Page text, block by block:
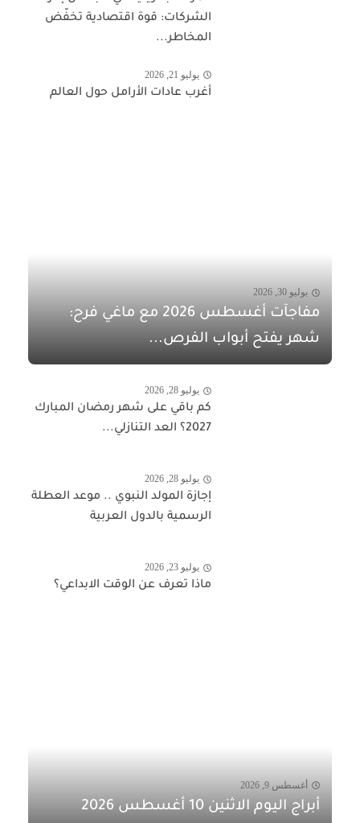
الشركات: قوة اقتصادية تخفّض
المخاطر...
يوليو 21, 2026
أغرب عادات الأرامل حول العالم
يوليو 30, 2026
مفاجآت أغسطس 2026 مع ماغي فرح:
شهر يفتح أبواب الفرص...
يوليو 28, 2026
كم باقي على شهر رمضان المبارك
2027؟ العد التنازلي...
يوليو 28, 2026
إجازة المولد النبوي .. موعد العطلة
الرسمية بالدول العربية
يوليو 23, 2026
ماذا تعرف عن الوقت الابداعي؟
أغسطس 9, 2026
أبراج اليوم الاثنين 10 أغسطس 2026